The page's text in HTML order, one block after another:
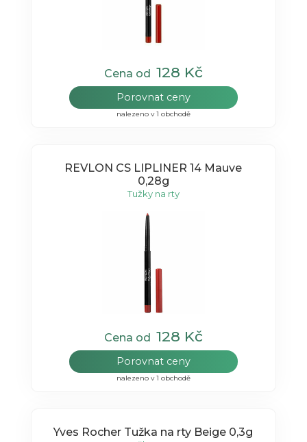
Cena od 128 Kč
Porovnat ceny
nalezeno v 1 obchodě
REVLON CS LIPLINER 14 Mauve
0,28g
Tužky na rty
Cena od 128 Kč
Porovnat ceny
nalezeno v 1 obchodě
Yves Rocher Tužka na rty Beige 0,3g